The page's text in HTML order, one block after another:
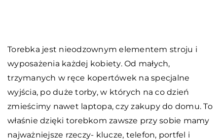
Torebka jest nieodzownym elementem stroju i
wyposażenia każdej kobiety. Od małych,
trzymanych w ręce kopertówek na specjalne
wyjścia, po duże torby, w których na co dzień
zmieścimy nawet laptopa, czy zakupy do domu. To
właśnie dzięki torebkom zawsze przy sobie mamy
najważniejsze rzeczy- klucze, telefon, portfel i